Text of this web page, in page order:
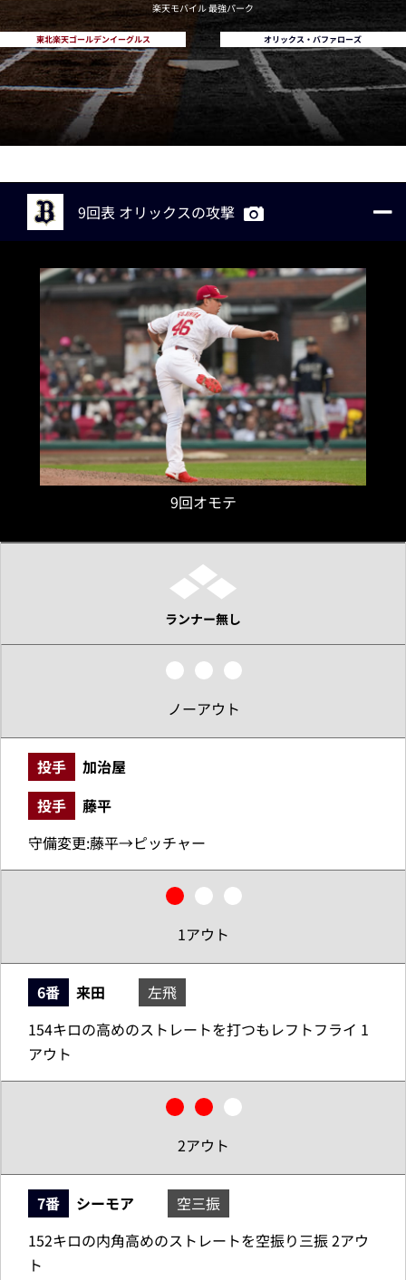
東北楽天ゴールデンイーグルス
楽天モバイル 最強パーク
オリックス・バファローズ
9回表 オリックスの攻撃
9回オモテ
ランナー無し
ノーアウト
投手
加治屋
投手
藤平
守備変更:藤平→ピッチャー
1アウト
6番 来田
左飛
154キロの高めのストレートを打つもレフトフライ 1
アウト
2アウト
7番 シーモア
空三振
152キロの内角高めのストレートを空振り三振 2アウ
ト